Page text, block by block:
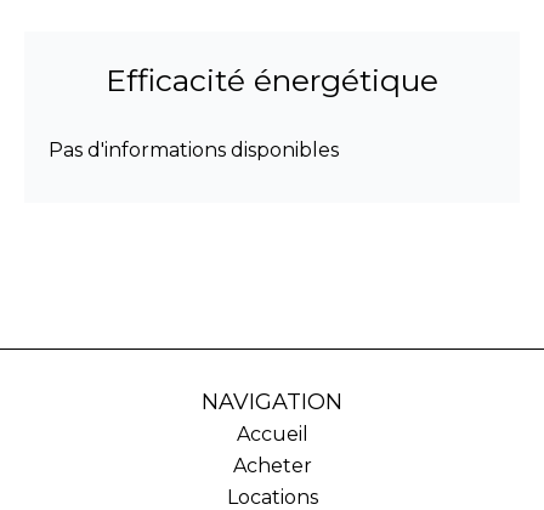
Efficacité énergétique
Pas d'informations disponibles
NAVIGATION
Accueil
Acheter
Locations